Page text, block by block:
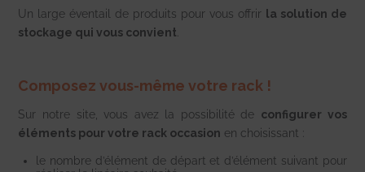
Un large éventail de produits pour vous offrir la solution de
stockage qui vous convient
Composez vous-même votre rack !
Sur notre site, vous avez la possibilité de configurer vos
éléments pour votre rack occasion en choisissant :
le nombre d’élément de départ et d’élément suivant pour